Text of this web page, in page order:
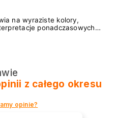
na wyraziste kolory,
ponadczasowych
wakacjami, jak
manicure!
z całego okresu
opinie?